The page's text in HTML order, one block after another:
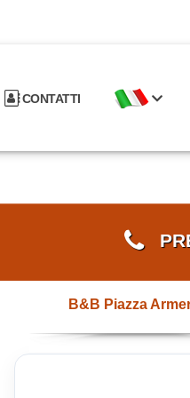
CONTATTI
B&B Piazza